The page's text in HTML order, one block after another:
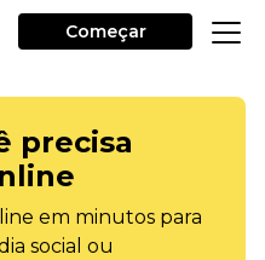
Começar
precisa
em minutos para
social ou